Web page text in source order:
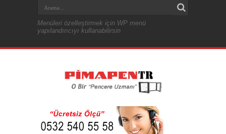
Menüleri özelleştirmek için WP menü
yapılandırıcıyı kullanabilirsin